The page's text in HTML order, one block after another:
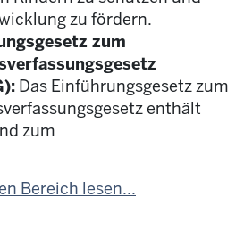
zu fördern.
zum
Das Einführungsgesetz zum
enthält
zum
Bereich lesen...